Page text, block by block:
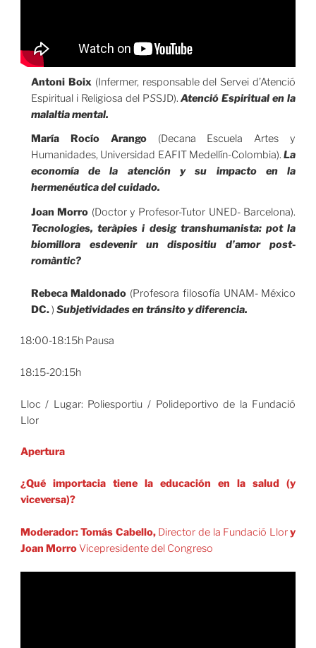
Antoni Boix (Infermer, responsable del Servei d’Atenció
Espiritual i Religiosa del PSSJD).Atenció Espiritual en la
malaltia mental.
María Rocío Arango(Decana Escuela Artes y
Humanidades, Universidad EAFIT Medellín-Colombia).La
economía de la atención y su impacto en la
hermenéutica del cuidado.
Joan Morro (Doctor y Profesor-Tutor UNED- Barcelona).
Tecnologies, teràpies i desig transhumanista: pot la
biomillora esdevenir un dispositiu d’amor post-
romàntic?
Rebeca Maldonado (Profesora filosofía UNAM- México
DC.) Subjetividades en tránsito y diferencia.
18:00-18:15h Pausa
18:15-20:15h
Lloc / Lugar: Poliesportiu / Polideportivo de la Fundació
Llor
Apertura
¿Qué importacia tiene la educación en la salud (y
viceversa)?
Moderador: Tomás Cabello,Director de la Fundació Llory
Joan MorroVicepresidente del Congreso